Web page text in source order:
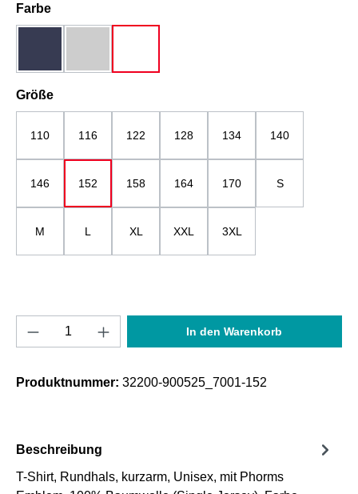
Farbeauswählen
Größeauswählen
110 116 122 128 134 140
146 152 158 164 170 S
M L XL XXL 3XL
Produkt Anzahl: Gib den gewünschten
In den Warenkorb
Produktnummer: 32200-900525_7001-152
Beschreibung
T-Shirt, Rundhals, kurzarm, Unisex, mit Phorms